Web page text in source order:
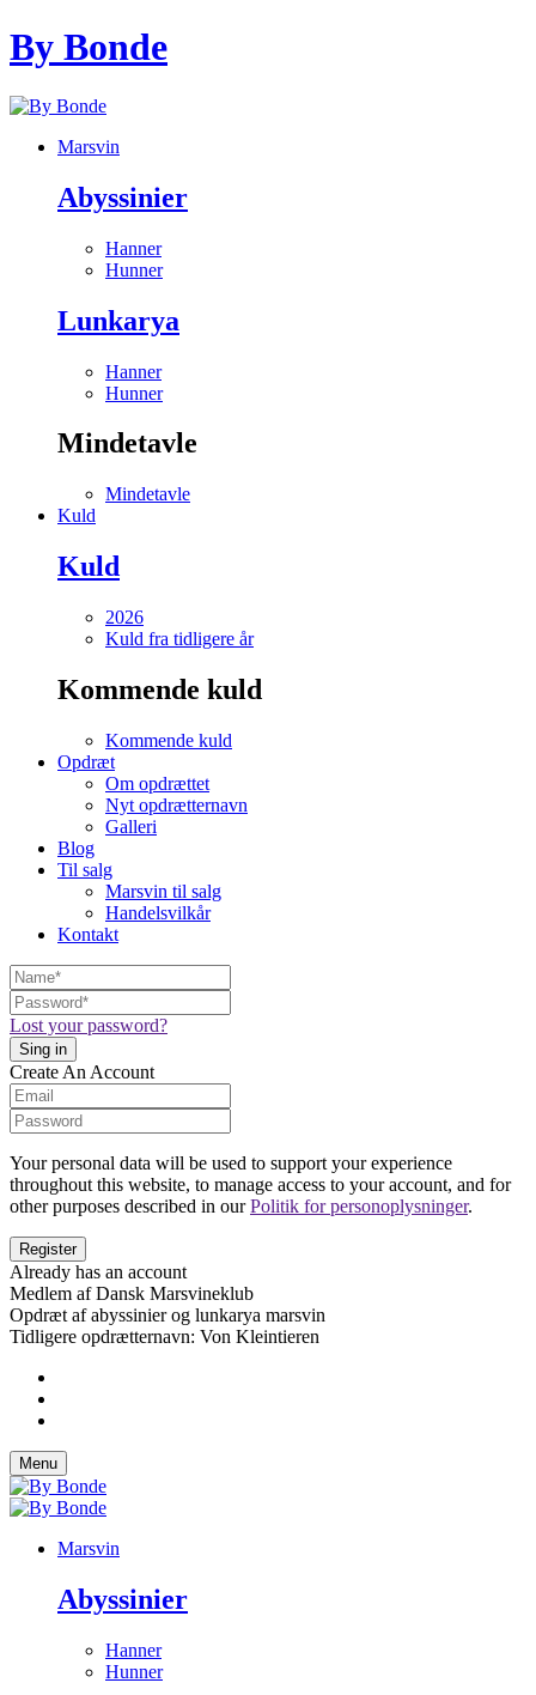
By Bonde
Marsvin
Abyssinier
Hanner
Hunner
Lunkarya
Hanner
Hunner
Mindetavle
Mindetavle
Kuld
Kuld
2026
Kuld fra tidligere år
Kommende kuld
Kommende kuld
Opdræt
Om opdrættet
Nyt opdrætternavn
Galleri
Blog
Til salg
Marsvin til salg
Handelsvilkår
Kontakt
Lost your password?
Create An Account
Your personal data will be used to support your experience
throughout this website, to manage access to your account, and for
other purposes described in ourPolitik for personoplysninger.
Already has an account
Medlem af Dansk Marsvineklub
Opdræt af abyssinier og lunkarya marsvin
Tidligere opdrætternavn: Von Kleintieren
Menu
Marsvin
Abyssinier
Hanner
Hunner